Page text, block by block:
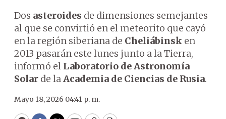
Dos asteroides de dimensiones semejantes
al que se convirtió en el meteorito que cayó
en la región siberiana de Cheliábinsk en
2013 pasarán este lunes junto a la Tierra,
informó el Laboratorio de Astronomía
Solar de laAcademia de Ciencias de Rusia.
Mayo 18, 2026 04:41 p. m.